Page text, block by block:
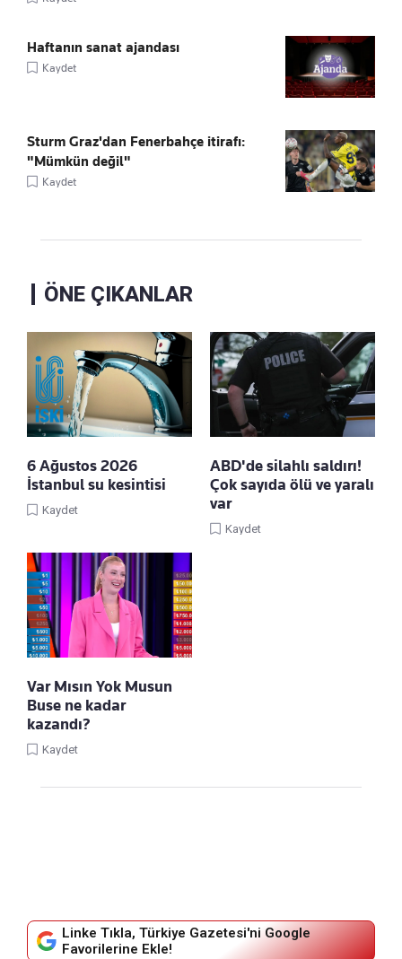
Haftanın sanat ajandası
Kaydet
Sturm Graz'dan Fenerbahçe itirafı:
"Mümkün değil"
Kaydet
ÖNE ÇIKANLAR
6 Ağustos 2026
İstanbul su kesintisi
Kaydet
ABD'de silahlı saldırı!
Çok sayıda ölü ve yaralı
var
Kaydet
Var Mısın Yok Musun
Buse ne kadar
kazandı?
Kaydet
Linke Tıkla, Türkiye Gazetesi'ni Google
Favorilerine Ekle!